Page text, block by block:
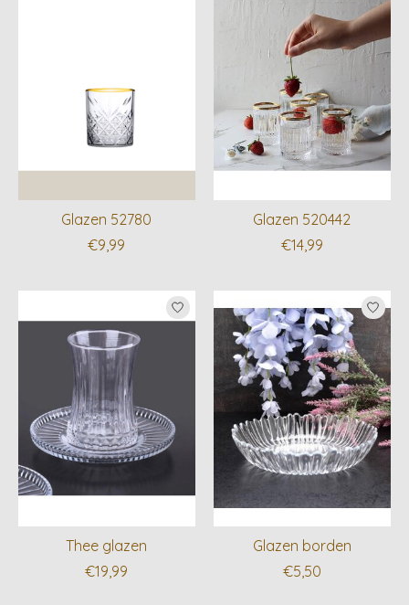
Glazen 52780
€9,99
Glazen 520442
€14,99
Thee glazen
€19,99
Glazen borden
€5,50